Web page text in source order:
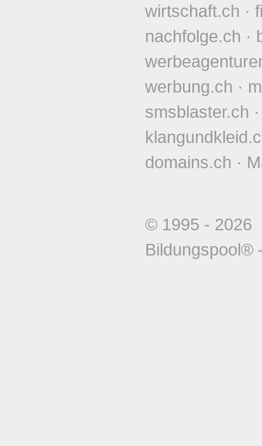
wirtschaft.ch ·
nachfolge.ch ·
werbung.ch ·
smsblaster.ch
domains.ch ·
© 1995 -
Bildungspool®